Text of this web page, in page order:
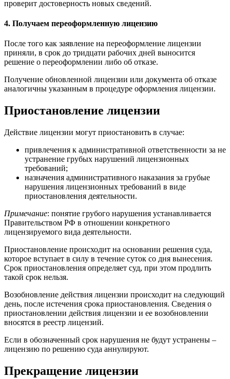
проверит достоверность новых сведений.
4. Получаем переоформленную лицензию
После того как заявление на переоформление лицензии
приняли, в срок до тридцати рабочих дней выносится
решение о переоформлении либо об отказе.
Получение обновленной лицензии или документа об отказе
аналогичны указанным в процедуре оформления лицензии.
Приостановление лицензии
Действие лицензии могут приостановить в случае:
привлечения к административной ответственности за не
устранение грубых нарушений лицензионных
требований;
назначения административного наказания за грубые
нарушения лицензионных требований в виде
приостановления деятельности.
Примечание: понятие грубого нарушения устанавливается
Правительством РФ в отношении конкретного
лицензируемого вида деятельности.
Приостановление происходит на основании решения суда,
которое вступает в силу в течение суток со дня вынесения.
Срок приостановления определяет суд, при этом продлить
такой срок нельзя.
Возобновление действия лицензии происходит на следующий
день, после истечения срока приостановления. Сведения о
приостановлении действия лицензии и ее возобновлении
вносятся в реестр лицензий.
Если в обозначенный срок нарушения не будут устранены –
лицензию по решению суда аннулируют.
Прекращение лицензии